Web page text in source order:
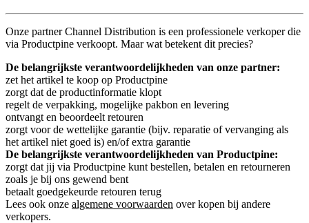
Onze partner Channel Distribution is een professionele verkoper die
via Productpine verkoopt. Maar wat betekent dit precies?
De belangrijkste verantwoordelijkheden van onze partner:
zet het artikel te koop op Productpine
zorgt dat de productinformatie klopt
regelt de verpakking, mogelijke pakbon en levering
ontvangt en beoordeelt retouren
zorgt voor de wettelijke garantie (bijv. reparatie of vervanging als
het artikel niet goed is) en/of extra garantie
De belangrijkste verantwoordelijkheden van Productpine:
zorgt dat jij via Productpine kunt bestellen, betalen en retourneren
zoals je bij ons gewend bent
betaalt goedgekeurde retouren terug
Lees ook onze algemene voorwaarden over kopen bij andere
verkopers.